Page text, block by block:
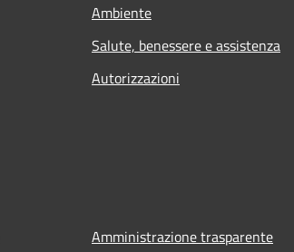
Ambiente
Salute, benessere e assistenza
Autorizzazioni
Amministrazione trasparente